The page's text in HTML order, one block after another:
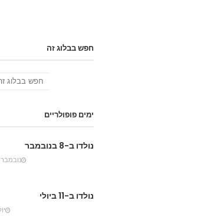
חפש בבלוג זה
ימים פופולריים
נולדו ב-8 בנובמבר
נובמבר 08, 2015
נולדו ב-11 ביולי
יולי